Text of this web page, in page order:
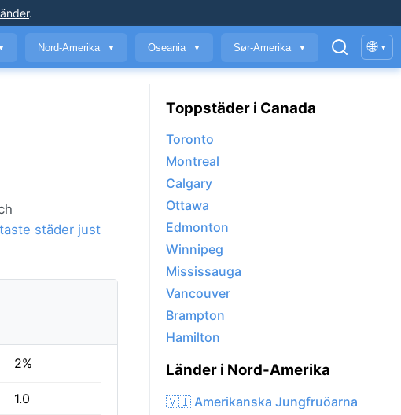
.
▼ Nord-Amerika ▼ Oseania ▼ Sør-Amerika ▼ 🌐 ▾
städer just
2%
1.0
Toppstäder i Canada
Toronto
Montreal
Calgary
Ottawa
Edmonton
Winnipeg
Mississauga
Vancouver
Brampton
Hamilton
Länder i Nord-Amerika
🇻🇮 Amerikanska Jungfruöarna